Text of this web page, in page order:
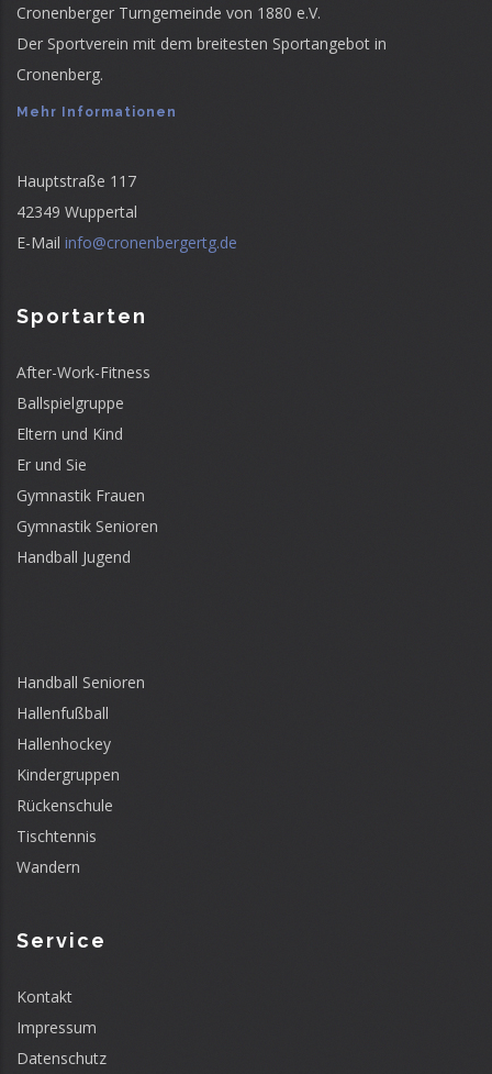
Cronenberger Turngemeinde von 1880 e.V.
Der Sportverein mit dem breitesten Sportangebot in
Cronenberg.
Mehr Informationen
Hauptstraße 117
42349 Wuppertal
E-Mail info@cronenbergertg.de
Sportarten
After-Work-Fitness
Ballspielgruppe
Eltern und Kind
Er und Sie
Gymnastik Frauen
Gymnastik Senioren
Handball Jugend
Handball Senioren
Hallenfußball
Hallenhockey
Kindergruppen
Rückenschule
Tischtennis
Wandern
Service
Kontakt
Impressum
Datenschutz